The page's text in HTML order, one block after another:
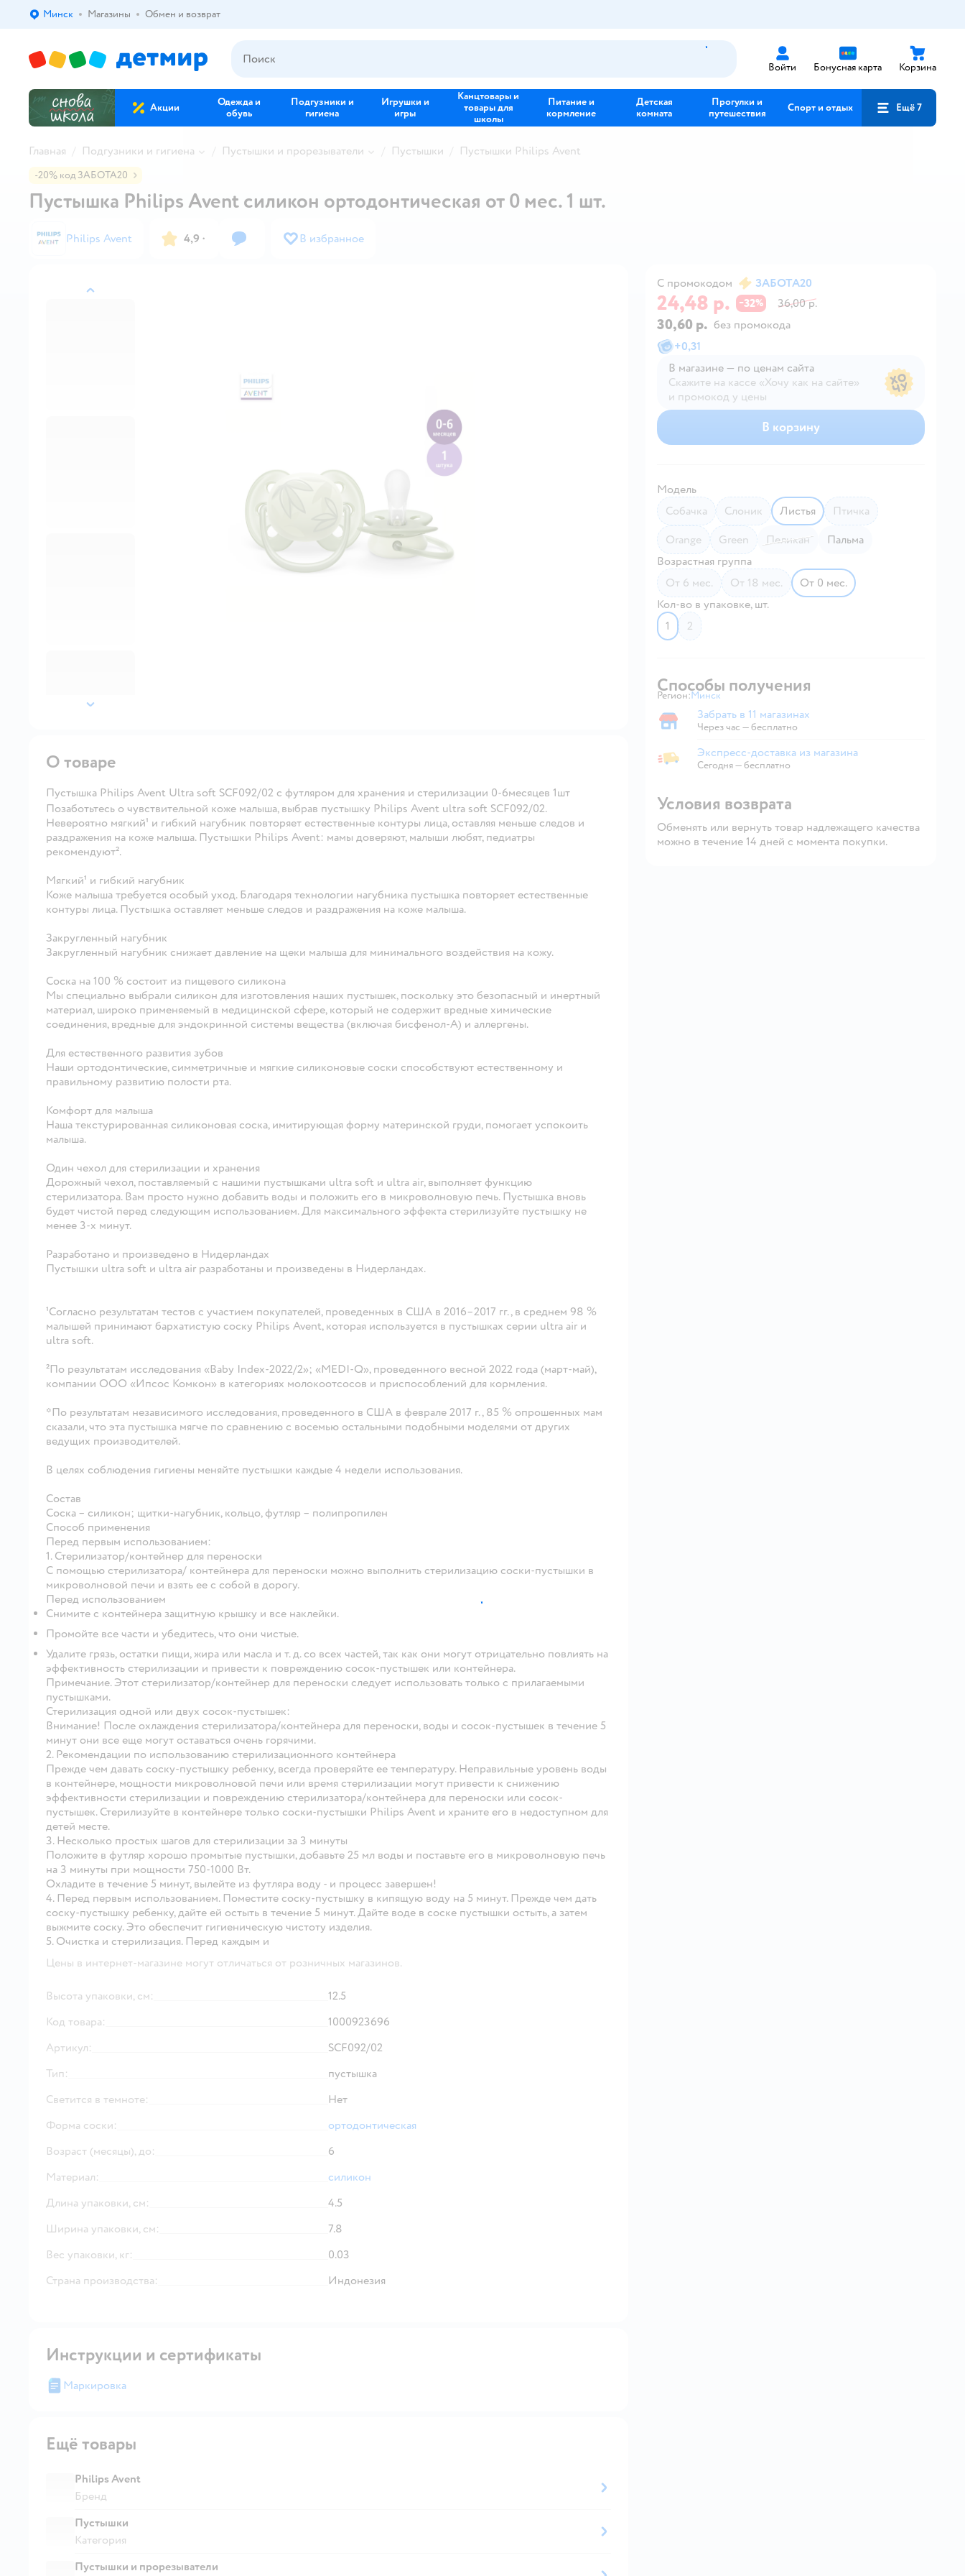
Выбор адреса доставки.
Минск Магазины Обмен и возврат
Войти Бонусная карта Корзина
Акции
Одежда и
обувь
Подгузники и
гигиена
Игрушки и
игры
Канцтовары и
товары для
школы
Питание и
кормление
Детская
комната
Прогулки и
путешествия
Спорт и отдых Ещё 7
Главная Подгузники и гигиена Пустышки и прорезыватели Пустышки Пустышки Philips Avent
назад
далее
-20% код ЗАБОТА20
Пустышка Philips Avent силикон ортодонтическая от 0 мес. 1 шт.
Philips Avent 4,9 · В избранное
С промокодом ЗАБОТА20
24,48 р. −32% 36,00 р.
30,60 р. без промокода
+0,31
В магазине — по ценам сайта
Скажите на кассе «Хочу как на сайте»
и промокод у цены
В магазине — по ценам сайта
В корзину
Модель
Собачка
Слоник Листья
Птичка
Orange
Green Пеликан
Пальма
Возрастная группа
от 6 мес.
от 18 мес.
от 0 мес.
Кол-во в упаковке, шт.
1
2
Способы получения
Регион: Выбор адреса доставки.
Минск
Забрать в магазине
Забрать в 11 магазинах
Через час — бесплатно
Экспресс-доставка из магазина
Экспресс-доставка из магазина
Сегодня—бесплатно
Условия возврата
Обменять или вернуть товар надлежащего качества
можно в течение 14 дней с момента покупки.
О товаре
Пустышка Philips Avent Ultra soft SCF092/02 с футляром для хранения и стерилизации 0-6месяцев 1шт
Позаботьтесь о чувствительной коже малыша, выбрав пустышку Philips Avent ultra soft SCF092/02.
Невероятно мягкий¹ и гибкий нагубник повторяет естественные контуры лица, оставляя меньше следов и
раздражения на коже малыша. Пустышки Philips Avent: мамы доверяют, малыши любят, педиатры
рекомендуют².
Мягкий¹ и гибкий нагубник
Коже малыша требуется особый уход. Благодаря технологии нагубника пустышка повторяет естественные
контуры лица. Пустышка оставляет меньше следов и раздражения на коже малыша.
Закругленный нагубник
Закругленный нагубник снижает давление на щеки малыша для минимального воздействия на кожу.
Соска на 100 % состоит из пищевого силикона
Мы специально выбрали силикон для изготовления наших пустышек, поскольку это безопасный и инертный
материал, широко применяемый в медицинской сфере, который не содержит вредные химические
соединения, вредные для эндокринной системы вещества (включая бисфенол-А) и аллергены.
Для естественного развития зубов
Наши ортодонтические, симметричные и мягкие силиконовые соски способствуют естественному и
правильному развитию полости рта.
Комфорт для малыша
Наша текстурированная силиконовая соска, имитирующая форму материнской груди, помогает успокоить
малыша.
Один чехол для стерилизации и хранения
Дорожный чехол, поставляемый с нашими пустышками ultra soft и ultra air, выполняет функцию
стерилизатора. Вам просто нужно добавить воды и положить его в микроволновую печь. Пустышка вновь
будет чистой перед следующим использованием. Для максимального эффекта стерилизуйте пустышку не
менее 3-х минут.
Разработано и произведено в Нидерландах
Пустышки ultra soft и ultra air разработаны и произведены в Нидерландах.
¹Согласно результатам тестов с участием покупателей, проведенных в США в 2016–2017 гг., в среднем 98 %
малышей принимают бархатистую соску Philips Avent, которая используется в пустышках серии ultra air и
ultra soft.
²По результатам исследования «Baby Index-2022/2»; «MEDI-Q», проведенного весной 2022 года (март-май),
компании ООО «Ипсос Комкон» в категориях молокоотсосов и приспособлений для кормления.
*По результатам независимого исследования, проведенного в США в феврале 2017 г., 85 % опрошенных мам
сказали, что эта пустышка мягче по сравнению с восемью остальными подобными моделями от других
ведущих производителей.
В целях соблюдения гигиены меняйте пустышки каждые 4 недели использования.
Состав
Соска – силикон; щитки-нагубник, кольцо, футляр – полипропилен
Способ применения
Перед первым использованием:
1. Стерилизатор/контейнер для переноски
С помощью стерилизатора/ контейнера для переноски можно выполнить стерилизацию соски-пустышки в
микроволновой печи и взять ее с собой в дорогу.
Перед использованием
Снимите с контейнера защитную крышку и все наклейки.
Промойте все части и убедитесь, что они чистые.
Удалите грязь, остатки пищи, жира или масла и т. д. со всех частей, так как они могут отрицательно повлиять на
эффективность стерилизации и привести к повреждению сосок-пустышек или контейнера.
Примечание. Этот стерилизатор/контейнер для переноски следует использовать только с прилагаемыми
пустышками.
Стерилизация одной или двух сосок-пустышек:
Внимание! После охлаждения стерилизатора/контейнера для переноски, воды и сосок-пустышек в течение 5
минут они все еще могут оставаться очень горячими.
2. Рекомендации по использованию стерилизационного контейнера
Прежде чем давать соску-пустышку ребенку, всегда проверяйте ее температуру. Неправильные уровень воды
в контейнере, мощности микроволновой печи или время стерилизации могут привести к снижению
эффективности стерилизации и повреждению стерилизатора/контейнера для переноски или сосок-
пустышек. Стерилизуйте в контейнере только соски-пустышки Philips Avent и храните его в недоступном для
детей месте.
3. Несколько простых шагов для стерилизации за 3 минуты
Положите в футляр хорошо промытые пустышки, добавьте 25 мл воды и поставьте его в микроволновую печь
на 3 минуты при мощности 750-1000 Вт.
Охладите в течение 5 минут, вылейте из футляра воду - и процесс завершен!
4. Перед первым использованием. Поместите соску-пустышку в кипящую воду на 5 минут. Прежде чем дать
соску-пустышку ребенку, дайте ей остыть в течение 5 минут. Дайте воде в соске пустышки остыть, а затем
выжмите соску. Это обеспечит гигиеническую чистоту изделия.
5. Очистка и стерилизация. Перед каждым и
Цены в интернет-магазине могут отличаться от розничных магазинов.
Высота упаковки, см:
12.5
Код товара:
1000923696
Артикул:
SCF092/02
Тип:
пустышка
Светится в темноте:
Нет
Форма соски:
ортодонтическая
Возраст (месяцы), до:
6
Материал:
силикон
Длина упаковки, см:
4.5
Ширина упаковки, см:
7.8
Вес упаковки, кг:
0.03
Страна производства:
Индонезия
Инструкции и сертификаты
Маркировка
Ещё товары
Philips Avent
Бренд
Пустышки
Категория
Пустышки и прорезыватели